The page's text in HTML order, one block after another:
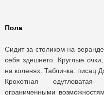
Пола
Сидит за столиком на
себя здешнего. Круглые
на коленях. Табличка: писац
Крохотная
ограниченными